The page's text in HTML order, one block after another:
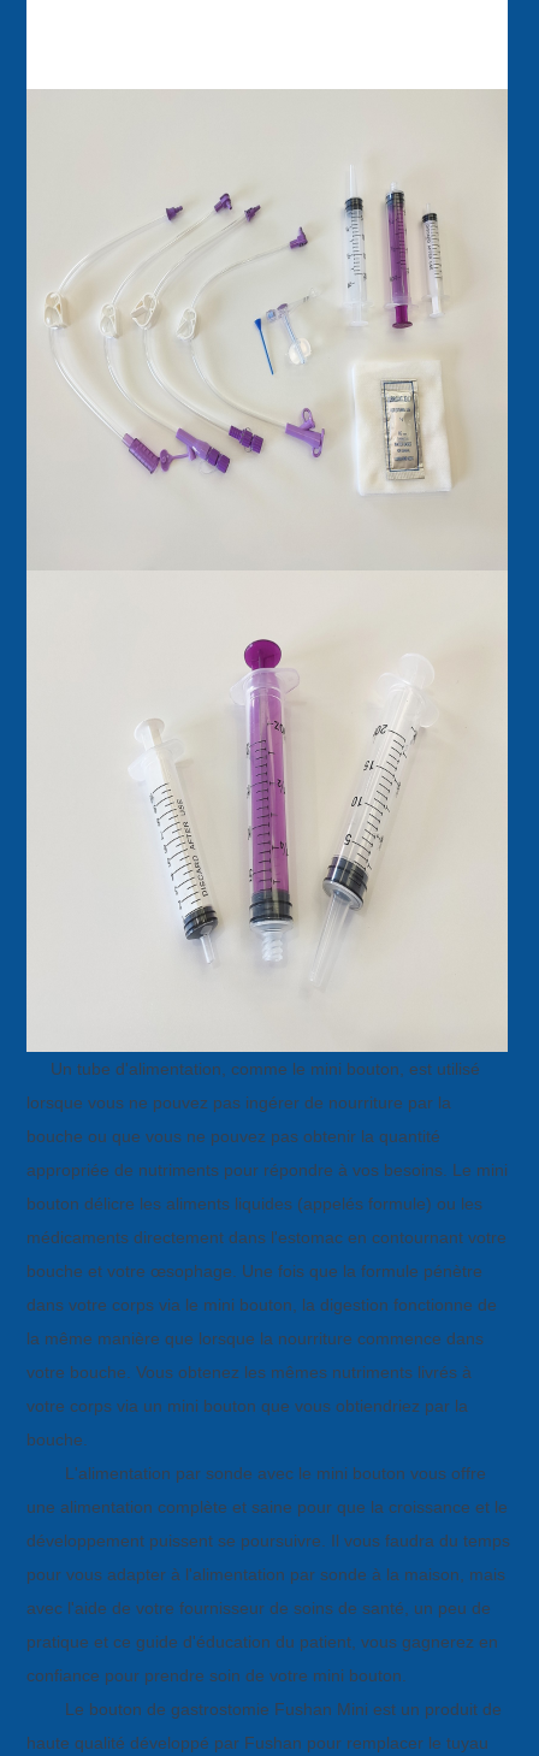
Un tube d'alimentation, comme le mini bouton, est utilisé
lorsque vous ne pouvez pas ingérer de nourriture par la
bouche ou que vous ne pouvez pas obtenir la quantité
appropriée de nutriments pour répondre à vos besoins. Le mini
bouton délicre les aliments liquides (appelés formule) ou les
médicaments directement dans l'estomac en contournant votre
bouche et votre œsophage. Une fois que la formule pénètre
dans votre corps via le mini bouton, la digestion fonctionne de
la même manière que lorsque la nourriture commence dans
votre bouche. Vous obtenez les mêmes nutriments livrés à
votre corps via un mini bouton que vous obtiendriez par la
bouche.
L'alimentation par sonde avec le mini bouton vous offre
une alimentation complète et saine pour que la croissance et le
développement puissent se poursuivre. Il vous faudra du temps
pour vous adapter à l'alimentation par sonde à la maison, mais
avec l'aide de votre fournisseur de soins de santé, un peu de
pratique et ce guide d'éducation du patient, vous gagnerez en
confiance pour prendre soin de votre mini bouton.
Le bouton de gastrostomie Fushan Mini est un produit de
haute qualité développé par Fushan pour remplacer le tuyau